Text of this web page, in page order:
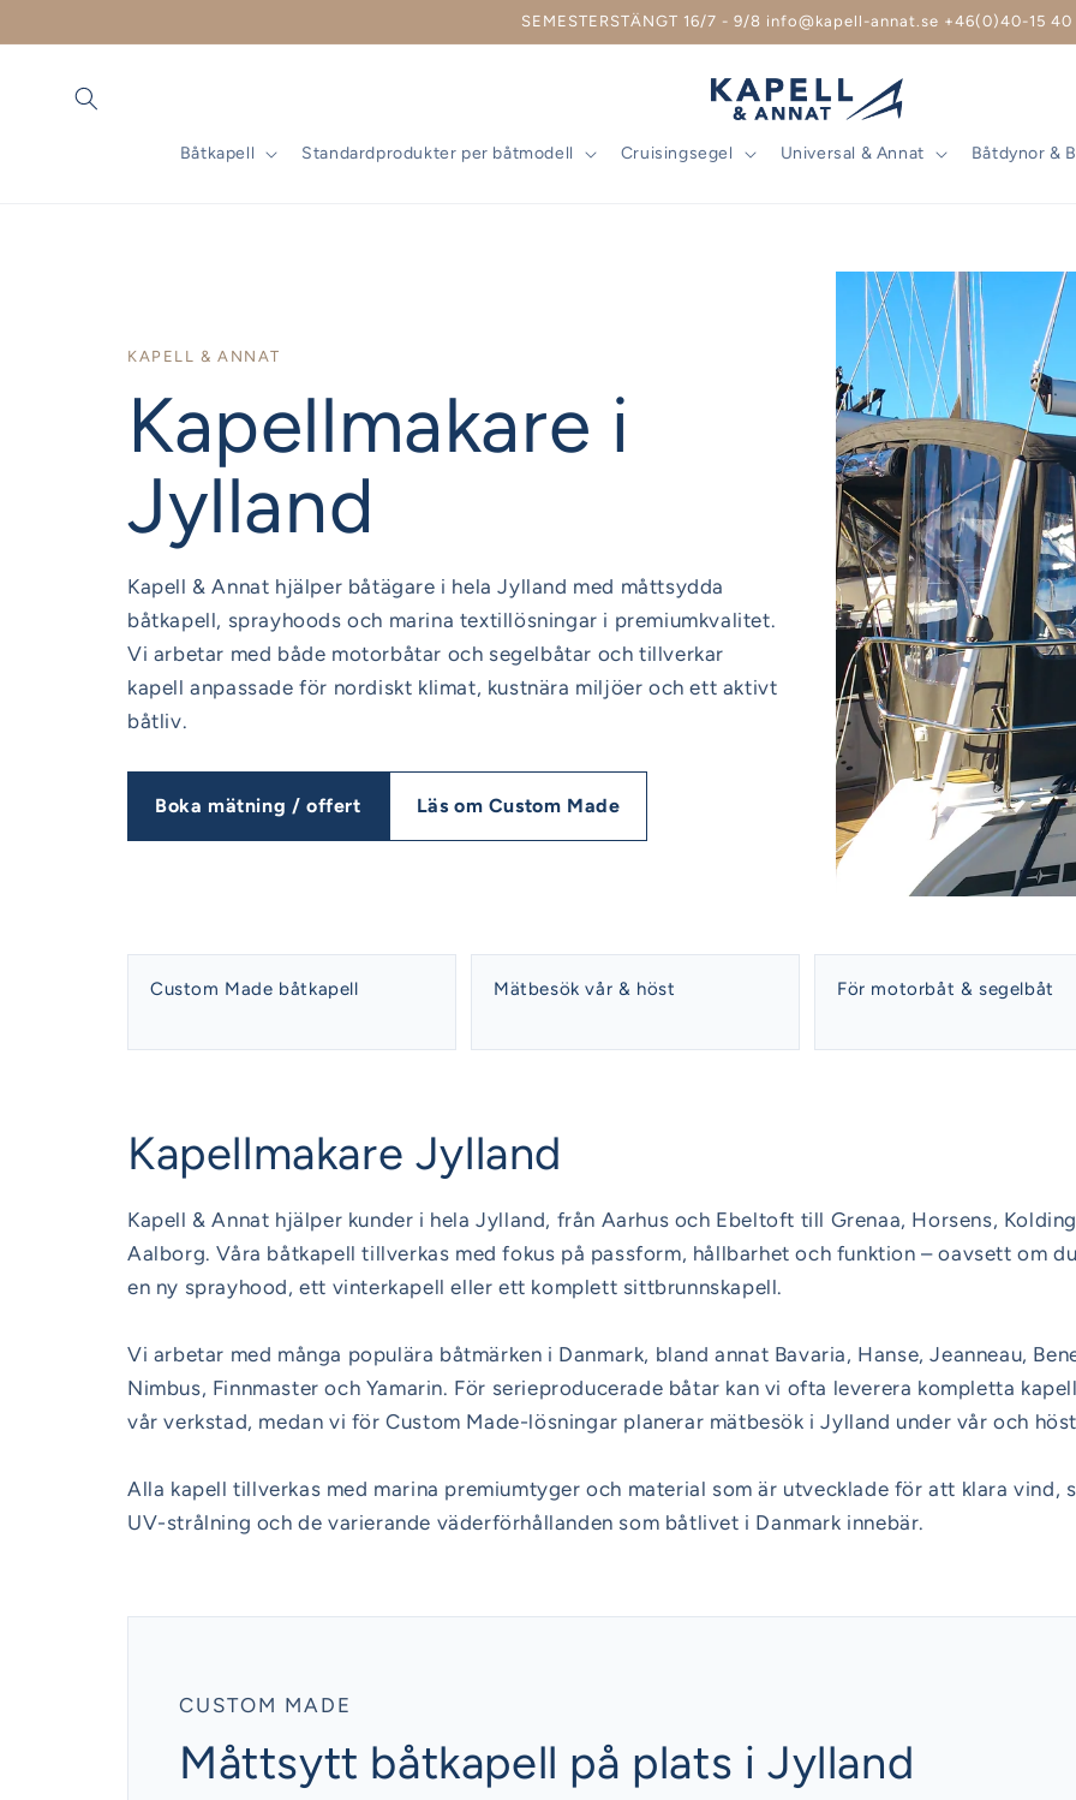
SEMESTERSTÄNGT 16/7 - 9/8 info@kapell-annat.se +46(0)40-15 40
Båtkapell Standardprodukter per båtmodell Cruisingsegel Universal & Annat Båtdynor &
KAPELL & ANNAT
Kapellmakare i
Jylland
Kapell & Annat hjälper båtägare i hela Jylland med måttsydda
båtkapell, sprayhoods och marina textillösningar i premiumkvalitet.
Vi arbetar med både motorbåtar och segelbåtar och tillverkar
kapell anpassade för nordiskt klimat, kustnära miljöer och ett aktivt
båtliv.
Boka mätning / offert Läs om Custom Made
Custom Made båtkapell Mätbesök vår & höst För motorbåt & segelbåt
Kapellmakare Jylland
Kapell & Annat hjälper kunder i hela Jylland, från Aarhus och Ebeltoft till Grenaa, Horsens,
Aalborg. Våra båtkapell tillverkas med fokus på passform, hållbarhet och funktion – oavsett om
en ny sprayhood, ett vinterkapell eller ett komplett sittbrunnskapell.
Vi arbetar med många populära båtmärken i Danmark, bland annat Bavaria, Hanse, Jeanneau,
Nimbus, Finnmaster och Yamarin. För serieproducerade båtar kan vi ofta leverera kompletta
vår verkstad, medan vi för Custom Made-lösningar planerar mätbesök i Jylland under vår och
Alla kapell tillverkas med marina premiumtyger och material som är utvecklade för att klara vind,
UV-strålning och de varierande väderförhållanden som båtlivet i Danmark innebär.
CUSTOM MADE
Måttsytt båtkapell på plats i Jylland